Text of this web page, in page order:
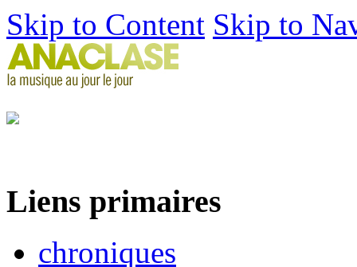
Skip to Content Skip to
Liens primaires
chroniques